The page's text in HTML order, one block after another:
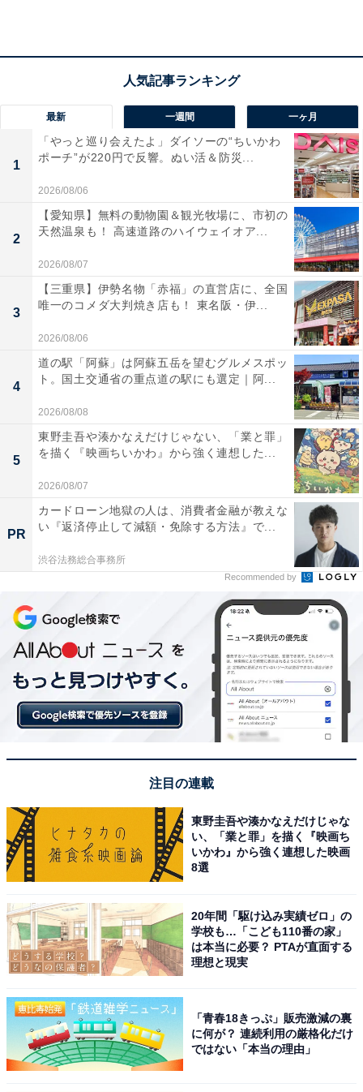
この商品のおすすめポイントは？
を搭載しており、周囲の雑音をしっかり遮断しつつ、
必要な音は自然に取り込める安心設計。さらにUSB‑C接
続時にはロスレスオーディオで高音質再生が可能。空間
オーディオ＋ダイナミックヘッドトラッキング機能によ
り、頭の動きや耳の形状に合わせて音が動くから、映画
やゲームの臨場感もひと味違います。
バッテリーは最大40時間（ANCオフ時）と長持ち。10分
の急速充電で最大4時間再生できるので、うっかり忘れ
ても安心です。Apple／Android両対応で「探す」機能に
も対応しており、ペアリングもラクラク！
ユーザーからは「空間オーディオの没入感がすごい！」
「USB‑Cで音質が段違い」という声があがっています。
一方で、「ノイキャン性能は他社上位モデルにやや劣
る」という声も。音質・機能・デザインすべてに妥協し
たくない人には、おすすめの商品といえそうです。
【今日チェックしたい】Beatsの人気商品5選
Beats「Solo Buds」
大18時間の再生時間、AppleとAndroidで互換性、内蔵マ
イク - ストームグレイ
Amazonで見る
最新 一週間 一ヶ月
1
「やっと巡り会えたよ」ダイソーの“ちいかわ
ポーチ”が220円で反響。ぬい活＆防災...
2026/08/06
2
【愛知県】無料の動物園＆観光牧場に、市初の
天然温泉も！ 高速道路のハイウェイオア...
2026/08/07
3
【三重県】伊勢名物「赤福」の直営店に、全国
唯一のコメダ大判焼き店も！ 東名阪・伊...
2026/08/06
4
道の駅「阿蘇」は阿蘇五岳を望むグルメスポッ
ト。国土交通省の重点道の駅にも選定｜阿...
2026/08/08
5
東野圭吾や湊かなえだけじゃない、「業と罪」
を描く『映画ちいかわ』から強く連想した...
2026/08/07
PR
カードローン地獄の人は、消費者金融が教えな
い『返済停止して減額・免除する方法』で...
渋谷法務総合事務所
Recommended by
注目の連載
東野圭吾や湊かなえだけじゃな
い、「業と罪」を描く『映画ち
いかわ』から強く連想した映画
8選
20年間「駆け込み実績ゼロ」の
学校も…「こども110番の家」
は本当に必要？ PTAが直面する
理想と現実
「青春18きっぷ」販売激減の裏
に何が？ 連続利用の厳格化だけ
ではない「本当の理由」